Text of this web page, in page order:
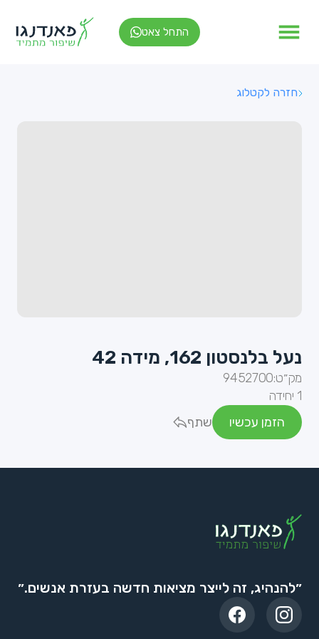
התחל צאט
חזרה לקטלוג
נעל בלנסטון 162, מידה 42
מק״ט:9452700
1 יחידה
הזמן עכשיו
שתף
״להנהיג, זה לייצר מציאות חדשה בעזרת אנשים.״